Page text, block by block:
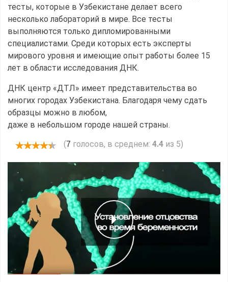
тесты, которые в Узбекистане делает всего
несколько лабораторий в мире. Все тесты
выполняются только дипломированными
специалистами. Среди которых есть эксперты
мирового уровня и имеющие опыт работы более 15
лет в области исследования ДНК.
ДНК центр «ДТЛ» имеет представительства во
многих городах Узбекистана. Благодаря чему сдать
образцы можно в любом,
даже в небольшом городе нашей страны.
(7 голосов, в среднем: 4.4 из 5)